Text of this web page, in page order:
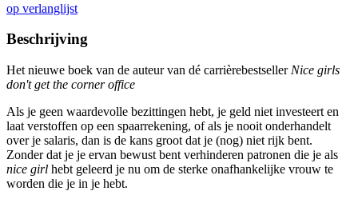
op verlanglijst
Beschrijving
Het nieuwe boek van de auteur van dé carrièrebestseller Nice girls
don't get the corner office
Als je geen waardevolle bezittingen hebt, je geld niet investeert en
laat verstoffen op een spaarrekening, of als je nooit onderhandelt
over je salaris, dan is de kans groot dat je (nog) niet rijk bent.
Zonder dat je je ervan bewust bent verhinderen patronen die je als
nice girl hebt geleerd je nu om de sterke onafhankelijke vrouw te
worden die je in je hebt.